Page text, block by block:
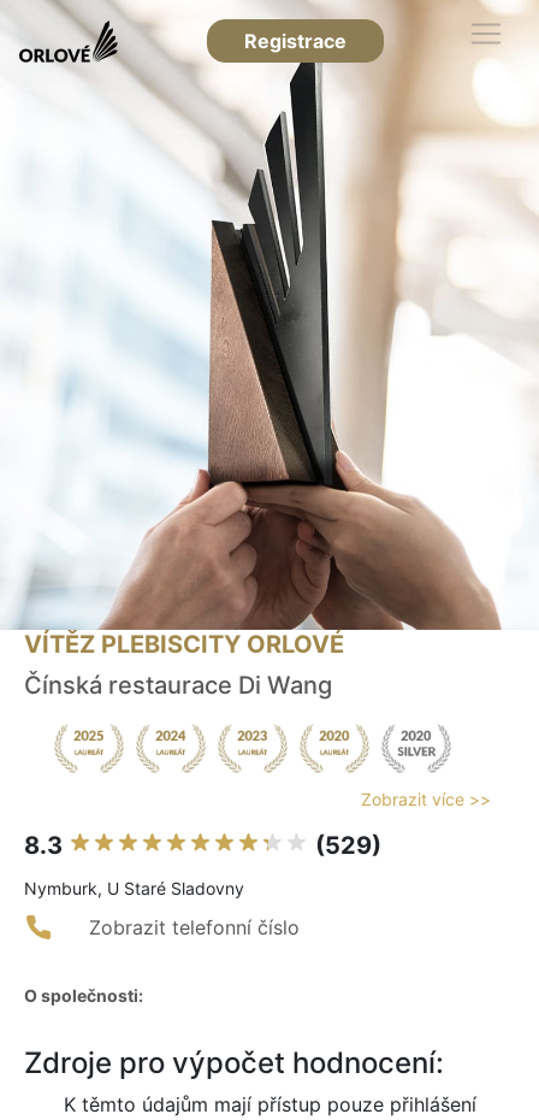
Registrace
VÍTĚZ PLEBISCITY ORLOVÉ
Čínská restaurace Di Wang
Zobrazit více >>
8.3 (529)
Nymburk, U Staré Sladovny
Zobrazit telefonní číslo
O společnosti:
Zdroje pro výpočet hodnocení:
K těmto údajům mají přístup pouze přihlášení